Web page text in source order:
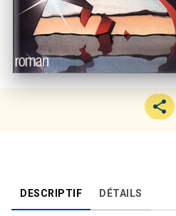
DESCRIPTIF DÉTAILS